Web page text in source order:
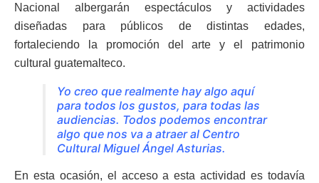
Nacional albergarán espectáculos y actividades
diseñadas para públicos de distintas edades,
fortaleciendo la promoción del arte y el patrimonio
cultural guatemalteco.
Yo creo que realmente hay algo aquí
para todos los gustos, para todas las
audiencias. Todos podemos encontrar
algo que nos va a atraer al Centro
Cultural Miguel Ángel Asturias.
En esta ocasión, el acceso a esta actividad es todavía